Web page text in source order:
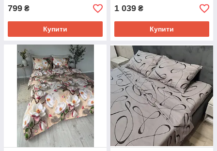
799 ₴
Купити
1 039 ₴
Купити